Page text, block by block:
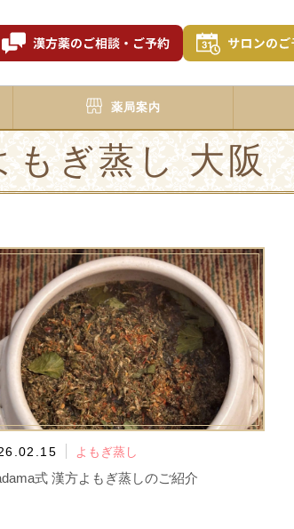
薬局案内
もぎ蒸し 大阪
よもぎ蒸し
式 漢方よもぎ蒸しのご紹介